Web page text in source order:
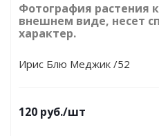
Фотография растения
внешнем виде, несет
характер.
Ирис Блю Меджик /52
120 руб./шт